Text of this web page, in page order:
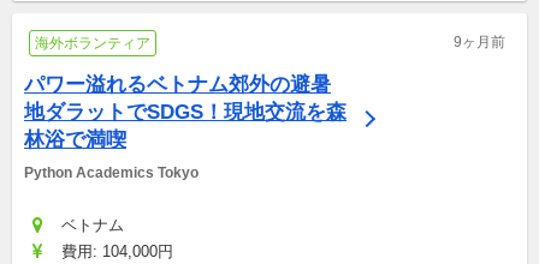
海外ボランティア 9ヶ月前
パワー溢れるベトナム郊外の避暑
地ダラットでSDGS！現地交流を森
林浴で満喫
Python Academics Tokyo
ベトナム
費用: 104,000円